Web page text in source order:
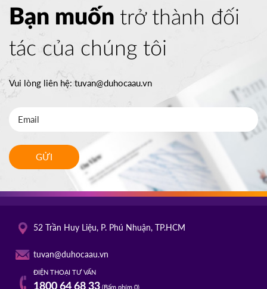
Bạn muốn trở thành đối
tác của chúng tôi
Vui lòng liên hệ:tuvan@duhocaau.vn
GỬI
52 Trần Huy Liệu, P. Phú Nhuận, TP.HCM
tuvan@duhocaau.vn
ĐIỆN THOẠI TƯ VẤN
1800 64 68 33(Bấm phím 0)